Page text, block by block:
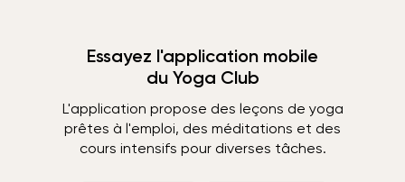
Essayez l'application mobile
du Yoga Club
L'application propose des leçons de yoga
prêtes à l'emploi, des méditations et des
cours intensifs pour diverses tâches.